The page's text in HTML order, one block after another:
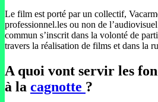
Le film est porté par un collectif,
professionnel.les ou non de
commun s’inscrit dans la volonté de
travers la réalisation de films et dans la
A quoi vont servir les
à la cagnotte ?